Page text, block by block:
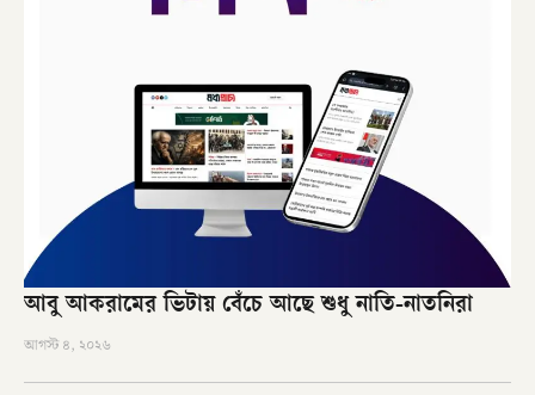
আবু আকরামের ভিটায় বেঁচে আছে শুধু নাতি-নাতনিরা
আগস্ট ৪, ২০২৬